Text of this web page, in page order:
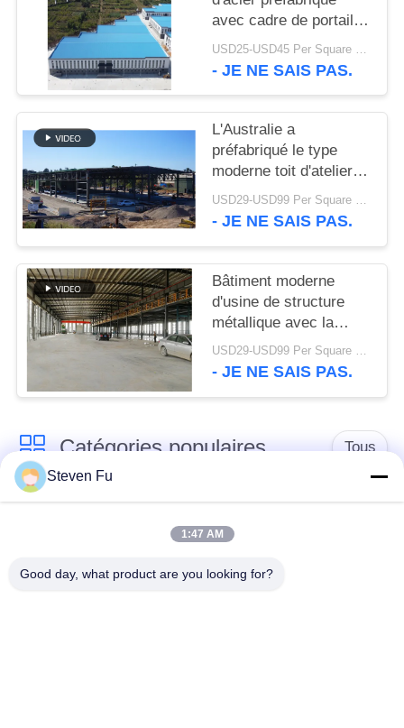
DÉFAUT
BLOG
SITEMAP
PRIVACY
POLICY
avec cadre de portail
galvanisé
USD25-USD45 Per Square Meter MOQ:200 mètres carrés
- JE NE SAIS PAS.
L'Australie a
préfabriqué le type
moderne toit d'atelier
de structures
métalliques de botte
USD29-USD99 Per Square Meter MOQ:500 mètres carrés
- JE NE SAIS PAS.
Bâtiment moderne
d'usine de structure
métallique avec la
construction d'atelier
en métal de mezzanine
USD29-USD99 Per Square Meter MOQ:500 mètres carrés
- JE NE SAIS PAS.
Catégories populaires Tous
entrepôt de structure
Atelier de structure
métallique
construction de
Fabrication de
Steven Fu
1:47 AM
Good day, what product are you looking for?